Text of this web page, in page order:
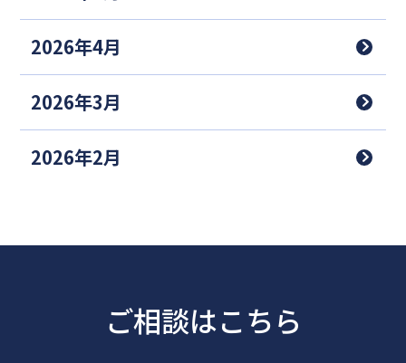
2026年4月
2026年3月
2026年2月
ご相談はこちら